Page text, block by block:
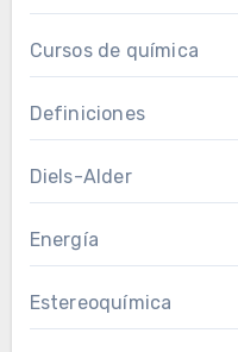
Cursos de química
Definiciones
Diels-Alder
Energía
Estereoquímica